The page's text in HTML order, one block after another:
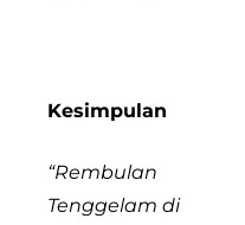
Kesimpulan
“Rembulan
Tenggelam di